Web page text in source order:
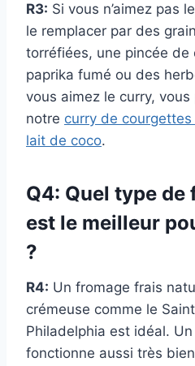
R3: Si vous n’aimez pas
le remplacer par des
torréfiées, une pincée de
paprika fumé ou des
vous aimez le curry,
notre curry de
lait de coco.
Q4: Quel type de
est le meilleur
?
R4: Un fromage frais
crémeuse comme le
Philadelphia est idéal.
fonctionne aussi très